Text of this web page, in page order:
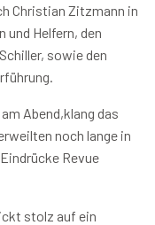
Christian Zitzmann in
und Helfern, den
sowie den
Abend,klang das
noch lange in
Revue
stolz auf ein